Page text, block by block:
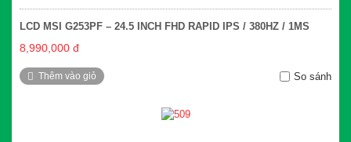
LCD MSI G253PF – 24.5 INCH FHD RAPID IPS / 380HZ / 1MS
8,990,000 đ
Thêm vào giỏ So sánh